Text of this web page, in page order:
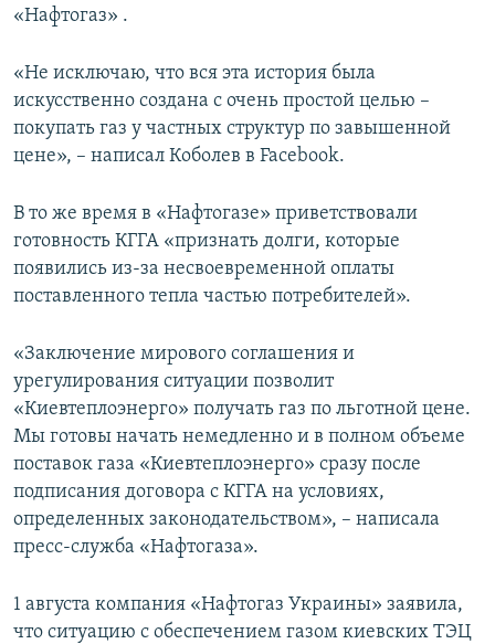
«Нафтогаз» .
«Не исключаю, что вся эта история была
искусственно создана с очень простой целью –
покупать газ у частных структур по завышенной
цене», – написал Коболев в Facebook.
В то же время в «Нафтогазе» приветствовали
готовность КГГА «признать долги, которые
появились из-за несвоевременной оплаты
поставленного тепла частью потребителей».
«Заключение мирового соглашения и
урегулирования ситуации позволит
«Киевтеплоэнерго» получать газ по льготной цене.
Мы готовы начать немедленно и в полном объеме
поставок газа «Киевтеплоэнерго» сразу после
подписания договора с КГГА на условиях,
определенных законодательством», – написала
пресс-служба «Нафтогаза».
1 августа компания «Нафтогаз Украины» заявила,
что ситуацию с обеспечением газом киевских ТЭЦ